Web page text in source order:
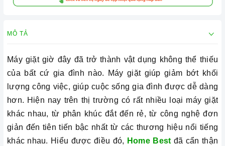
MÔ TẢ
Máy giặt giờ đây đã trở thành vật dụng không thể thiếu
của bất cứ gia đình nào. Máy giặt giúpgiảm bớt khối
lượng công việc, giúp cuộc sống gia đình được dễ dàng
hơn. Hiện nay trên thị trường có rấtnhiều loại máy giặt
khác nhau, từ phân khúc đắt đến rẻ, từ công nghệ đơn
giản đến tiên tiến bậc nhất từ các thương hiệu nổi tiếng
khác nhau. Hiểu được điều đó, Home Best đã cẩn thận